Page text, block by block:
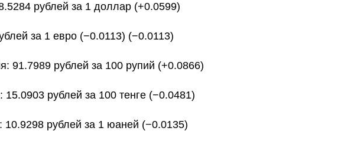
рублей за 1 доллар (+0.0599)
за 1 евро (−0.0113) (−0.0113)
91.7989 рублей за 100 рупий (+0.0866)
15.0903 рублей за 100 тенге (−0.0481)
10.9298 рублей за 1 юаней (−0.0135)